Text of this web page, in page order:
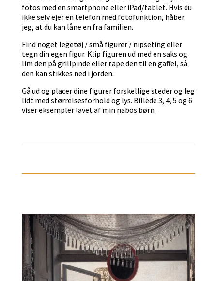
fotos med en smartphone eller iPad/tablet. Hvis du
ikke selv ejer en telefon med fotofunktion, håber
jeg, at du kan låne en fra familien.
Find noget legetøj / små figurer / nipseting eller
tegn din egen figur. Klip figuren ud med en saks og
lim den på grillpinde eller tape den til en gaffel, så
den kan stikkes ned i jorden.
Gå ud og placer dine figurer forskellige steder og leg
lidt med størrelsesforhold og lys. Billede 3, 4, 5 og 6
viser eksempler lavet af min nabos børn.